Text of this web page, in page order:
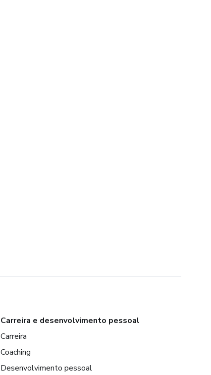
Carreira e desenvolvimento pessoal
Carreira
Coaching
Desenvolvimento pessoal